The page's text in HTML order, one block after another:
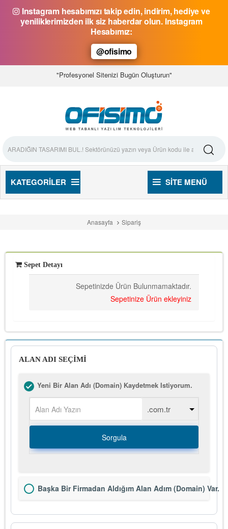
Instagram hesabımızı takip edin, indirim, hediye ve
yeniliklerimizden ilk siz haberdar olun. Instagram
Hesabımız:
@ofisimo
"Profesyonel Sitenizi Bugün Oluşturun"
KATEGORILER SITE MENÜ
Anasayfa Sipariş
Sepet Detayı
Sepetinizde Ürün Bulunmamaktadır.
Sepetinize Ürün ekleyiniz
ALAN ADI SEÇİMİ
Yeni Bir Alan Adı (Domain) Kaydetmek Istiyorum.
Sorgula
Başka Bir Firmadan Aldığım Alan Adım (Domain) Var.